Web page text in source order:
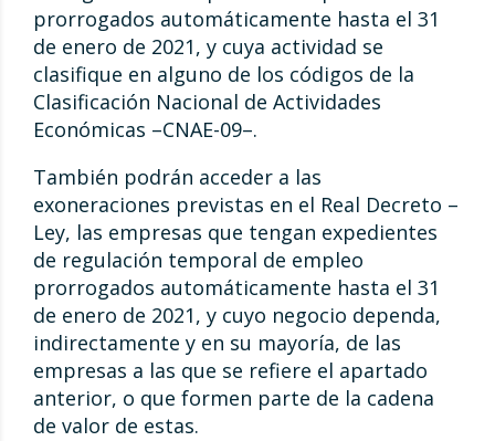
prorrogados automáticamente hasta el 31
de enero de 2021, y cuya actividad se
clasifique en alguno de los códigos de la
Clasificación Nacional de Actividades
Económicas –CNAE-09–.
También podrán acceder a las
exoneraciones previstas en el Real Decreto –
Ley, las empresas que tengan expedientes
de regulación temporal de empleo
prorrogados automáticamente hasta el 31
de enero de 2021, y cuyo negocio dependa,
indirectamente y en su mayoría, de las
empresas a las que se refiere el apartado
anterior, o que formen parte de la cadena
de valor de estas.